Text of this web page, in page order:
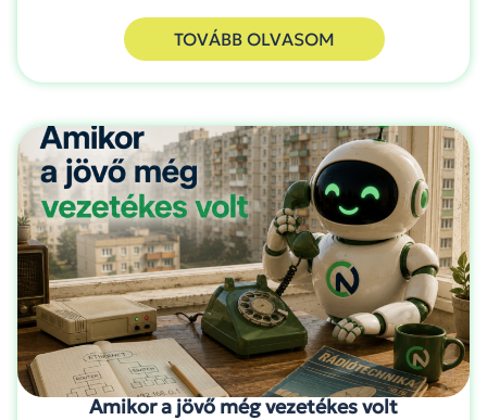
TOVÁBB OLVASOM
Amikor a jövő még vezetékes volt